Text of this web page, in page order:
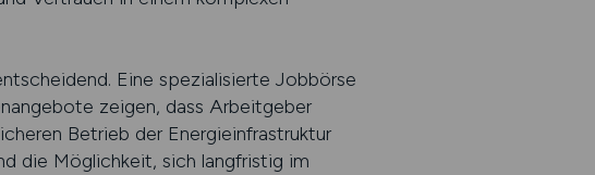
Eine spezialisierte Jobbörse
zeigen, dass Arbeitgeber
Betrieb der Energieinfrastruktur
die Möglichkeit, sich langfristig im